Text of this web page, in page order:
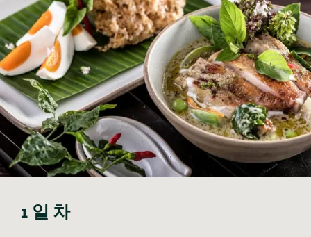
1일차